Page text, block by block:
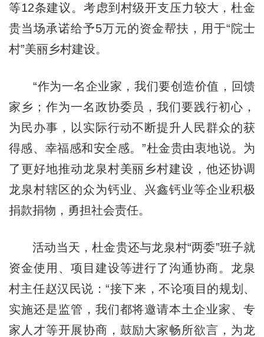
等12条建议。考虑到村级开支压力较大，杜金
贵当场承诺给予5万元的资金帮扶，用于“院士
村”美丽乡村建设。
“作为一名企业家，我们要创造价值，回馈
家乡；作为一名政协委员，我们要践行初心，
为民办事，以实际行动不断提升人民群众的获
得感、幸福感和安全感。”杜金贵由衷地说。为
了更好地推动龙泉村美丽乡村建设，他还协调
龙泉村辖区的众为钙业、兴鑫钙业等企业积极
捐款捐物，勇担社会责任。
活动当天，杜金贵还与龙泉村“两委”班子就
资金使用、项目建设等进行了沟通协商。龙泉
村主任赵汉民说：“接下来，不论项目的规划、
实施还是监管，我们都将邀请本土企业家、专
家人才等开展协商，鼓励大家畅所欲言，为龙